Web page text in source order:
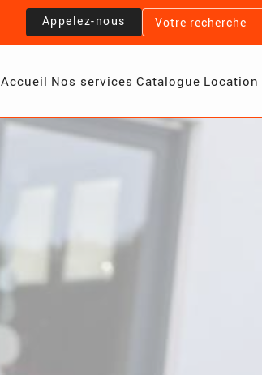
Appelez-nous
Accueil Nos services Catalogue Location